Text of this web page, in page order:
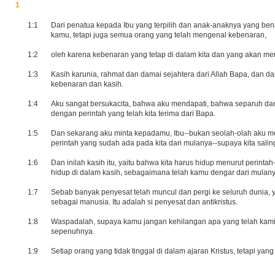
1
1:1
Dari penatua kepada Ibu yang terpilih dan anak-anaknya yang
kamu, tetapi juga semua orang yang telah mengenal kebenaran,
1:2 oleh karena kebenaran yang tetap di dalam kita dan yang akan
1:3
Kasih karunia, rahmat dan damai sejahtera dari Allah Bapa, dan
kebenaran dan kasih.
1:4
Aku sangat bersukacita, bahwa aku mendapati, bahwa separuh
dengan perintah yang telah kita terima dari Bapa.
1:5
Dan sekarang aku minta kepadamu, Ibu--bukan seolah-olah aku
perintah yang sudah ada pada kita dari mulanya--supaya kita
1:6
Dan inilah kasih itu, yaitu bahwa kita harus hidup menurut
hidup di dalam kasih, sebagaimana telah kamu dengar dari
1:7
Sebab banyak penyesat telah muncul dan pergi ke seluruh dunia,
sebagai manusia. Itu adalah si penyesat dan antikristus.
1:8
Waspadalah, supaya kamu jangan kehilangan apa yang telah
sepenuhnya.
1:9
Setiap orang yang tidak tinggal di dalam ajaran Kristus, tetapi